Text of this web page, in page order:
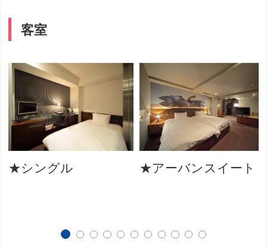
客室
★シングル ★アーバンスイート